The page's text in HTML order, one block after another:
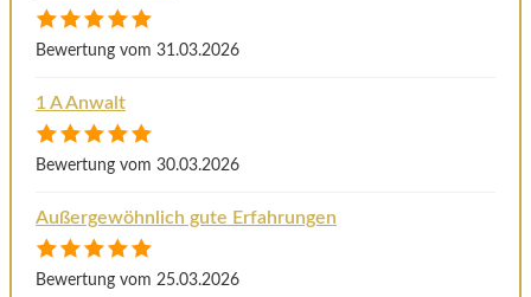
Bewertung vom 31.03.2026
1 A Anwalt
Bewertung vom 30.03.2026
Außergewöhnlich gute Erfahrungen
Bewertung vom 25.03.2026